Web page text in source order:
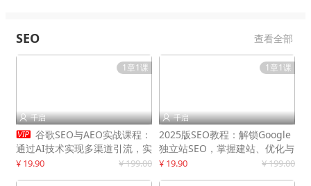
SEO 查看全部
1章1课
 千启
 谷歌SEO与AEO实战课程：
通过AI技术实现多渠道引流，实
现网站流量增长300%
¥ 19.90 ¥ 199.00
1章1课
 千启
2025版SEO教程：解锁Google
独立站SEO，掌握建站、优化与
变现技巧
¥ 19.90 ¥ 199.00